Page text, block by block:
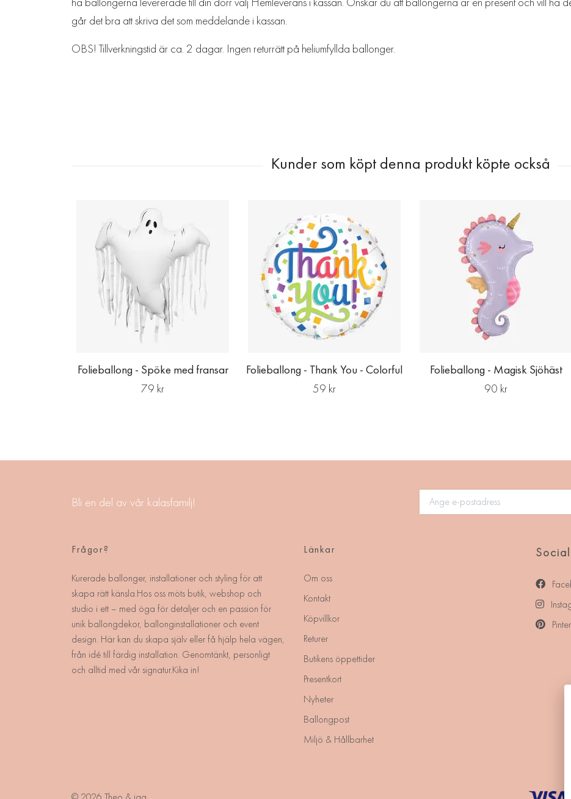
går det bra att skriva det som meddelande i kassan.
OBS! Tillverkningstid är ca. 2 dagar. Ingen returrätt på heliumfyllda ballonger.
Folieballong - Spöke med fransar
79 kr
Folieballong - Thank You - Colorful
59 kr
Folieballong - Magisk Sjöhäst
90 kr
Bli en del av vår kalasfamilj!
Frågor?
Kurerade ballonger, installationer och styling för att
skapa rätt känsla.Hos oss möts butik, webshop och
studio i ett – med öga för detaljer och en passion för
unik ballongdekor, ballonginstallationer och event
design. Här kan du skapa själv eller få hjälp hela vägen,
från idé till färdig installation. Genomtänkt, personligt
och alltid med vår signatur.Kika in!
Länkar
Om oss
Kontakt
Köpvillkor
Returer
Butikens öppettider
Presentkort
Nyheter
Ballongpost
Miljö & Hållbarhet